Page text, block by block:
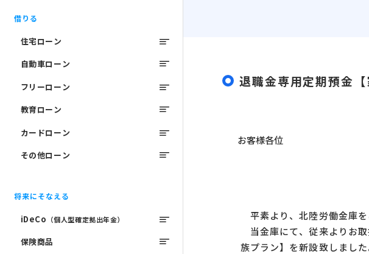
借りる
住宅ローン
自動車ローン
フリーローン
教育ローン
カードローン
その他ローン
将来にそなえる
iDeCo （個人型確定拠出年金）
保険商品
退職金専用定期預金
お客様各位
平素より、北陸労働金庫を
当金庫にて、従来よりお
族プラン】を新設致しました